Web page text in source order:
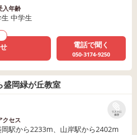
入年齢
中学生
電話で聞く
050-3174-9250
盛岡緑が丘教室
リストに
保存
クセス
駅から2233m、山岸駅から2402m